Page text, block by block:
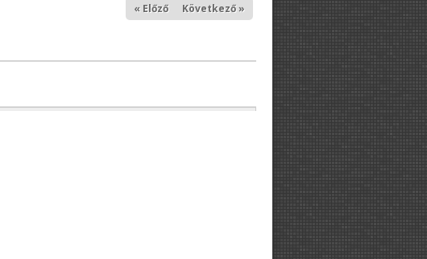
« Előző Következő »